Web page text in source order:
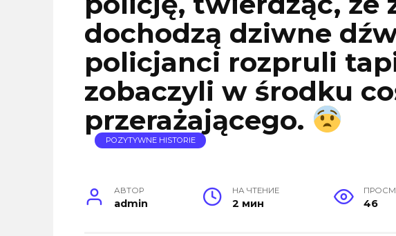
dochodzą dziwne
policjanci rozpruli
zobaczyli w środku
przerażającego.
POZYTYWNE HISTORIE
АВТОР
admin
НА ЧТЕНИЕ
2 мин 46